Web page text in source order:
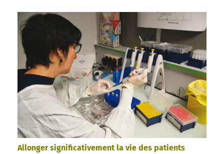
Allonger significativement la vie des patients